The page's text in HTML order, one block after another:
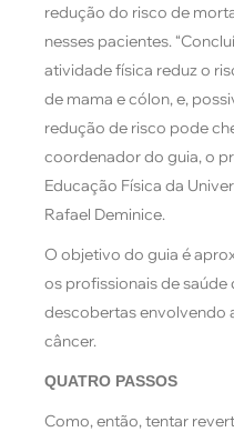
redução do risco de
nesses pacientes.
atividade física reduz o
de mama e cólon, e,
redução de risco pode
coordenador do guia, o
Educação Física da
Rafael Deminice.
O objetivo do guia é
os profissionais de saúde
descobertas envolvendo
câncer.
QUATRO PASSOS
Como, então, tentar